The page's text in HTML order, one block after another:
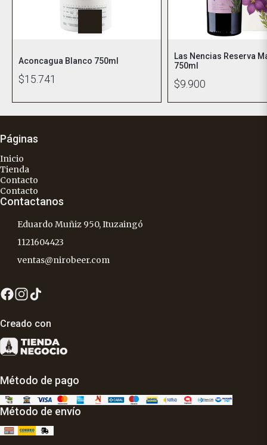
Aconcagua Blanco 750ml
$15.741
Las Nencias Reserva
750ml
$9.900
Páginas
Inicio
Tienda
Contacto
Contacto
Contactanos
Eduardo Muñiz 950, Ituzaingó
1121604423
ventas@nirobeer.com
Creado con
Método de pago
Método de envío